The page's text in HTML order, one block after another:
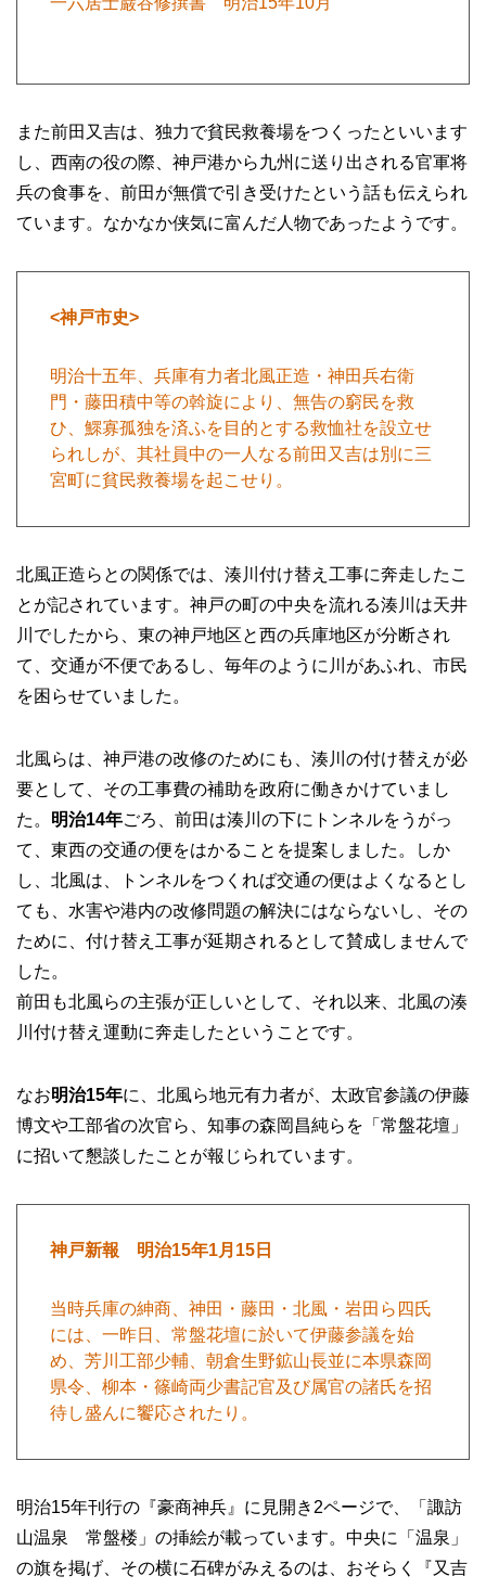
また前田又吉は、独力で貧民救養場をつくったといいます
し、西南の役の際、神戸港から九州に送り出される官軍将
兵の食事を、前田が無償で引き受けたという話も伝えられ
ています。なかなか侠気に富んだ人物であったようです。
<神戸市史>
明治十五年、兵庫有力者北風正造・神田兵右衛
門・藤田積中等の斡旋により、無告の窮民を救
ひ、鰥寡孤独を済ふを目的とする救恤社を設立せ
られしが、其社員中の一人なる前田又吉は別に三
宮町に貧民救養場を起こせり。
北風正造らとの関係では、湊川付け替え工事に奔走したこ
とが記されています。神戸の町の中央を流れる湊川は天井
川でしたから、東の神戸地区と西の兵庫地区が分断され
て、交通が不便であるし、毎年のように川があふれ、市民
を困らせていました。
北風らは、神戸港の改修のためにも、湊川の付け替えが必
要として、その工事費の補助を政府に働きかけていまし
た。 明治14年ごろ、前田は湊川の下にトンネルをうがっ
て、東西の交通の便をはかることを提案しました。しか
し、北風は、トンネルをつくれば交通の便はよくなるとし
ても、水害や港内の改修問題の解決にはならないし、その
ために、付け替え工事が延期されるとして賛成しませんで
した。
前田も北風らの主張が正しいとして、それ以来、北風の湊
川付け替え運動に奔走したということです。
なお明治15年に、北風ら地元有力者が、太政官参議の伊藤
博文や工部省の次官ら、知事の森岡昌純らを「常盤花壇」
に招いて懇談したことが報じられています。
神戸新報 明治15年1月15日
当時兵庫の紳商、神田・藤田・北風・岩田ら四氏
には、一昨日、常盤花壇に於いて伊藤参議を始
め、芳川工部少輔、朝倉生野鉱山長並に本県森岡
県令、柳本・篠崎両少書記官及び属官の諸氏を招
待し盛んに饗応されたり。
明治15年刊行の『豪商神兵』に見開き2ページで、「諏訪
山温泉 常盤楼」の挿絵が載っています。中央に「温泉」
の旗を掲げ、その横に石碑がみえるのは、おそらく『又吉